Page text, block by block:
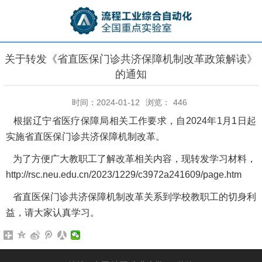
关于转发《省直医保门诊共济保障机制改革政策解读》
的通知
时间：2024-01-12 浏览： 446
根据辽宁省医疗保障局相关工作要求，自2024年1月1日起
实施省直医保门诊共济保障机制改革。
为了方便广大教职工了解改革相关内容，现转发学习材料，
http://rsc.neu.edu.cn/2023/1229/c3972a241609/page.htm
省直医保门诊共济保障机制改革关系到学校教职工的切身利
益，请大家认真学习。